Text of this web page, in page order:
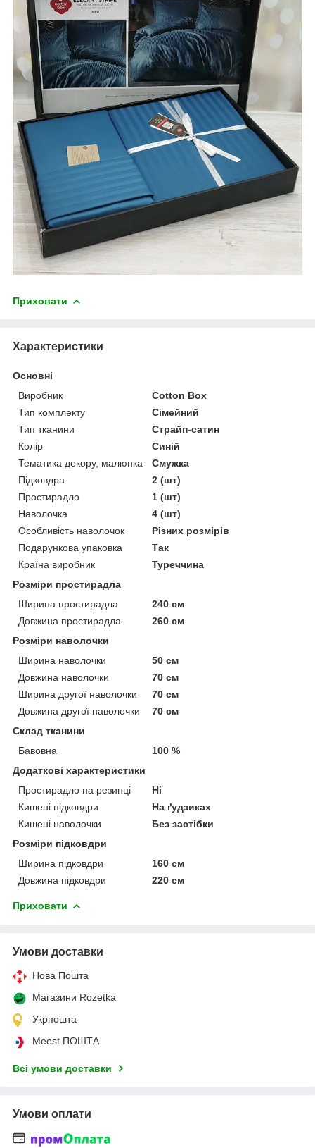
Приховати
Характеристики
Основні
Виробник
Cotton Box
Тип комплекту
Сімейний
Тип тканини
Страйп-сатин
Колір
Синій
Тематика декору, малюнка
Смужка
Підковдра
2 (шт)
Простирадло
1 (шт)
Наволочка
4 (шт)
Особливість наволочок
Різних розмірів
Подарункова упаковка
Так
Країна виробник
Туреччина
Розміри простирадла
Ширина простирадла
240 см
Довжина простирадла
260 см
Розміри наволочки
Ширина наволочки
50 см
Довжина наволочки
70 см
Ширина другої наволочки
70 см
Довжина другої наволочки
70 см
Склад тканини
Бавовна
100 %
Додаткові характеристики
Простирадло на резинці
Ні
Кишені підковдри
На ґудзиках
Кишені наволочки
Без застібки
Розміри підковдри
Ширина підковдри
160 см
Довжина підковдри
220 см
Приховати
Умови доставки
Нова Пошта
Магазини Rozetka
Укрпошта
Meest ПОШТА
Всі умови доставки
Умови оплати